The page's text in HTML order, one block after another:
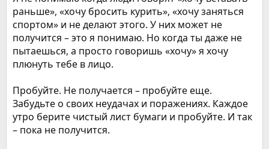
раньше», «хочу бросить курить», «хочу заняться
спортом» и не делают этого. У них может не
получится – это я понимаю. Но когда ты даже не
пытаешься, а просто говоришь «хочу» я хочу
плюнуть тебе в лицо.
Пробуйте. Не получается – пробуйте еще.
Забудьте о своих неудачах и поражениях. Каждое
утро берите чистый лист бумаги и пробуйте. И так
– пока не получится.